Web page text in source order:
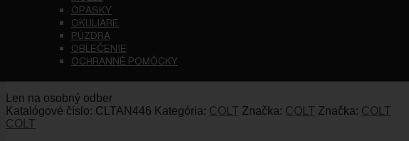
OPASKY
OKULIARE
PÚZDRA
OBLEČENIE
OCHRANNÉ POMÔCKY
COLT ANACONDA .44 MAGNUM, 6″
Len na osobný odber
Katalógové číslo: CLTAN446 Kategória: COLT Značka: COLT Značka: COLT
COLT